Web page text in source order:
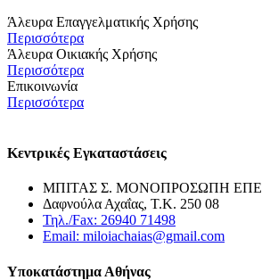
Άλευρα Επαγγελματικής Χρήσης
Περισσότερα
Άλευρα Οικιακής Χρήσης
Περισσότερα
Επικοινωνία
Περισσότερα
Κεντρικές Εγκαταστάσεις
ΜΠΙΤΑΣ Σ. ΜΟΝΟΠΡΟΣΩΠΗ ΕΠΕ
Δαφνούλα Αχαΐας, Τ.Κ. 250 08
Τηλ./Fax: 26940 71498
Email: miloiachaias@gmail.com
Υποκατάστημα Αθήνας